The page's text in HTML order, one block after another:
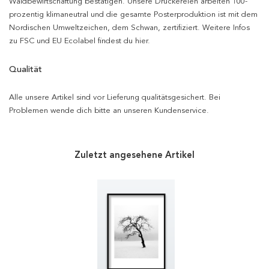
prozentig klimaneutral und die gesamte Posterproduktion ist mit dem
Nordischen Umweltzeichen, dem Schwan, zertifiziert. Weitere Infos
zu FSC und EU Ecolabel findest du hier.
Qualität
Alle unsere Artikel sind vor Lieferung qualitätsgesichert. Bei
Problemen wende dich bitte an unseren Kundenservice.
Zuletzt angesehene Artikel